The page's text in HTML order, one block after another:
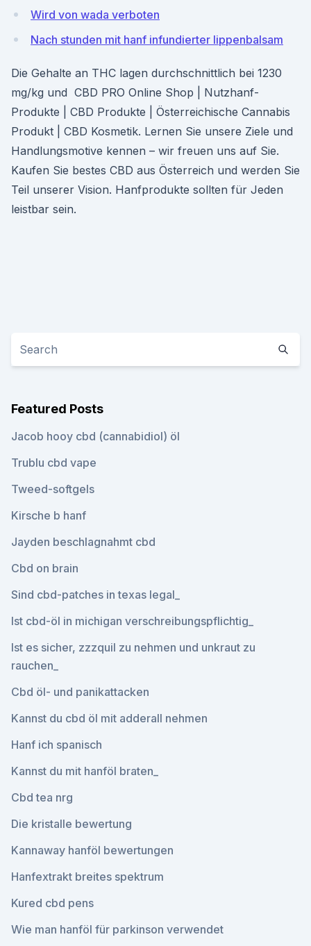
Wird von wada verboten
Nach stunden mit hanf infundierter lippenbalsam
Die Gehalte an THC lagen durchschnittlich bei 1230
mg/kg und CBD PRO Online Shop | Nutzhanf-
Produkte | CBD Produkte | Österreichische Cannabis
Produkt | CBD Kosmetik. Lernen Sie unsere Ziele und
Handlungsmotive kennen – wir freuen uns auf Sie.
Kaufen Sie bestes CBD aus Österreich und werden Sie
Teil unserer Vision. Hanfprodukte sollten für Jeden
leistbar sein.
Featured Posts
Jacob hooy cbd (cannabidiol) öl
Trublu cbd vape
Tweed-softgels
Kirsche b hanf
Jayden beschlagnahmt cbd
Cbd on brain
Sind cbd-patches in texas legal_
Ist cbd-öl in michigan verschreibungspflichtig_
Ist es sicher, zzzquil zu nehmen und unkraut zu
rauchen_
Cbd öl- und panikattacken
Kannst du cbd öl mit adderall nehmen
Hanf ich spanisch
Kannst du mit hanföl braten_
Cbd tea nrg
Die kristalle bewertung
Kannaway hanföl bewertungen
Hanfextrakt breites spektrum
Kured cbd pens
Wie man hanföl für parkinson verwendet